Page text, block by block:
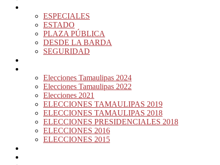
ESPECIALES
ESTADO
PLAZA PÚBLICA
DESDE LA BARDA
SEGURIDAD
Elecciones Tamaulipas 2024
Elecciones Tamaulipas 2022
Elecciones 2021
ELECCIONES TAMAULIPAS 2019
ELECCIONES TAMAULIPAS 2018
ELECCIONES PRESIDENCIALES 2018
ELECCIONES 2016
ELECCIONES 2015